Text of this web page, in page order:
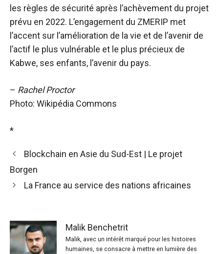
les règles de sécurité après l’achèvement du projet
prévu en 2022. L’engagement du ZMERIP met
l’accent sur l’amélioration de la vie et de l’avenir de
l’actif le plus vulnérable et le plus précieux de
Kabwe, ses enfants, l’avenir du pays.
– Rachel Proctor
Photo: Wikipédia Commons
*
Blockchain en Asie du Sud-Est | Le projet
Borgen
La France au service des nations africaines
Malik Benchetrit
Malik, avec un intérêt marqué pour les histoires
humaines, se consacre à mettre en lumière des